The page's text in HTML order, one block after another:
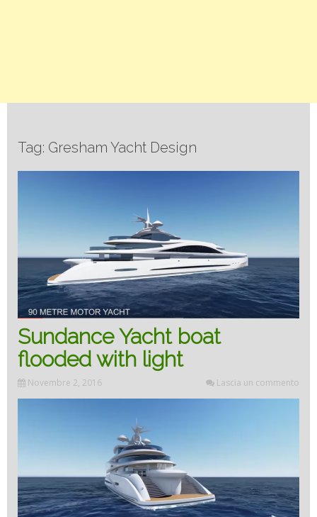
Tag: Gresham Yacht Design
Sundance Yacht boat
flooded with light
Novembre 2, 2016 Lascia un commento